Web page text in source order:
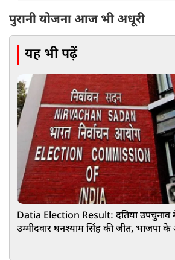
पुरानी योजना आज भी अधूरी
यह भी पढ़ें
Datia Election Result: दतिया उपचुनाव
उम्मीदवार घनश्याम सिंह की जीत, भाजपा